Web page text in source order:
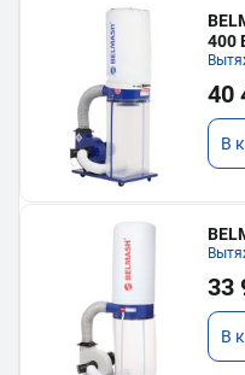
400
40
В
33
В